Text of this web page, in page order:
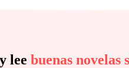
lee buenas novelas